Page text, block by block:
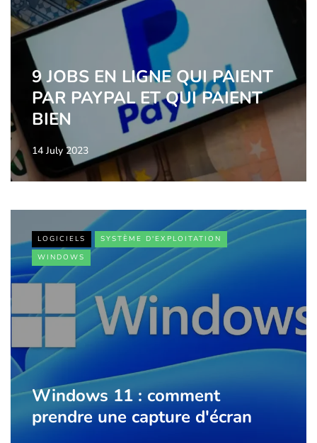
9 JOBS EN LIGNE QUI PAIENT
PAR PAYPAL ET QUI PAIENT
BIEN
14 July 2023
LOGICIELS
SYSTÈME D'EXPLOITATION
WINDOWS
Windows 11 : comment
prendre une capture d'écran